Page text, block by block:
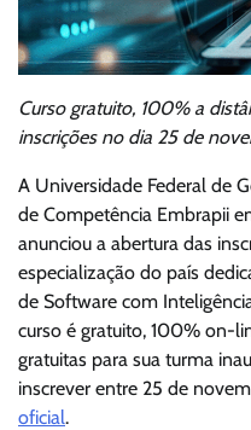
Curso gratuito, 100% a
inscrições no dia 25 de
A Universidade Federal de
de Competência Embrapii
anunciou a abertura das
especialização do país
de Software com
curso é gratuito, 100% on-
gratuitas para sua turma
inscrever entre 25 de
oficial.